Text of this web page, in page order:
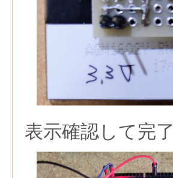
表示確認して完了